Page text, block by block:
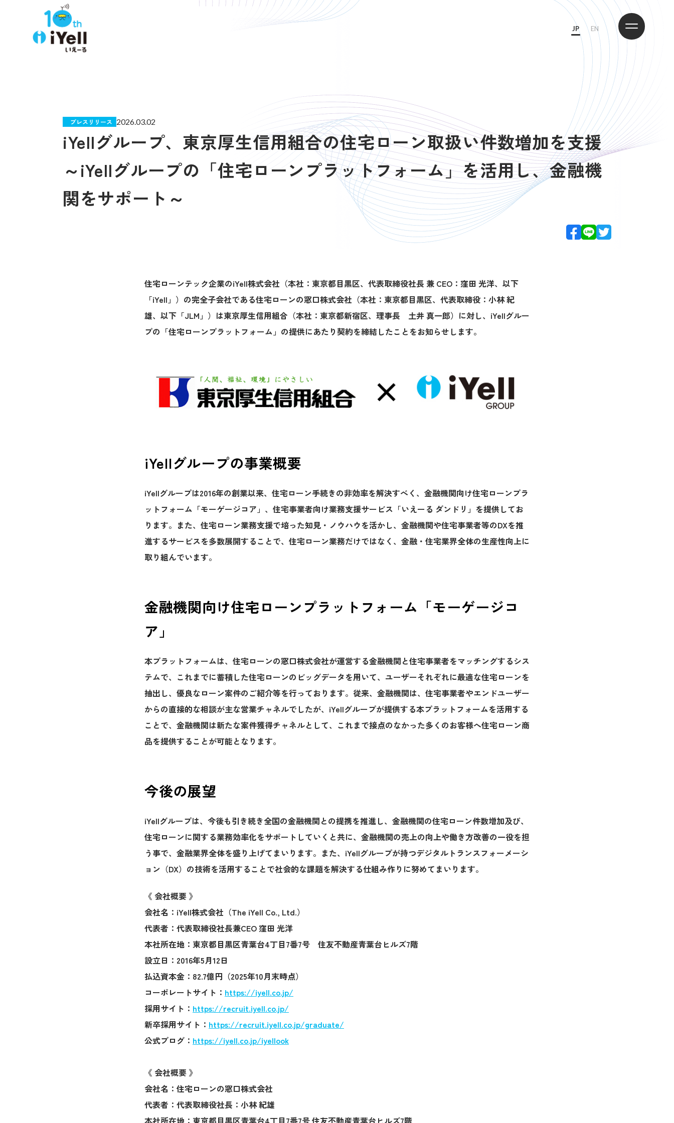
JP EN
プレスリリース 2026.03.02
iYellグループ、東京厚生信用組合の住宅ローン取扱い件数増加を支援
～iYellグループの「住宅ローンプラットフォーム」を活用し、金融機
関をサポート～
住宅ローンテック企業のiYell株式会社（本社：東京都目黒区、代表取締役社長 兼 CEO：窪田 光洋、以下
「iYell」）の完全子会社である住宅ローンの窓口株式会社（本社：東京都目黒区、代表取締役：小林 紀
雄、以下「JLM」）は東京厚生信用組合（本社：東京都新宿区、理事長 土井 真一郎）に対し、iYellグルー
プの「住宅ローンプラットフォーム」の提供にあたり契約を締結したことをお知らせします。
iYellグループの事業概要
iYellグループは2016年の創業以来、住宅ローン手続きの非効率を解決すべく、金融機関向け住宅ローンプラ
ットフォーム「モーゲージコア」、住宅事業者向け業務支援サービス「いえーる ダンドリ」を提供してお
ります。また、住宅ローン業務支援で培った知見・ノウハウを活かし、金融機関や住宅事業者等のDXを推
進するサービスを多数展開することで、住宅ローン業務だけではなく、金融・住宅業界全体の生産性向上に
取り組んでいます。
金融機関向け住宅ローンプラットフォーム「モーゲージコ
ア」
本プラットフォームは、住宅ローンの窓口株式会社が運営する金融機関と住宅事業者をマッチングするシス
テムで、これまでに蓄積した住宅ローンのビッグデータを用いて、ユーザーそれぞれに最適な住宅ローンを
抽出し、優良なローン案件のご紹介等を行っております。従来、金融機関は、住宅事業者やエンドユーザー
からの直接的な相談が主な営業チャネルでしたが、iYellグループが提供する本プラットフォームを活用する
ことで、金融機関は新たな案件獲得チャネルとして、これまで接点のなかった多くのお客様へ住宅ローン商
品を提供することが可能となります。
今後の展望
iYellグループは、今後も引き続き全国の金融機関との提携を推進し、金融機関の住宅ローン件数増加及び、
住宅ローンに関する業務効率化をサポートしていくと共に、金融機関の売上の向上や働き方改善の一役を担
う事で、金融業界全体を盛り上げてまいります。また、iYellグループが持つデジタルトランスフォーメーシ
ョン（DX）の技術を活用することで社会的な課題を解決する仕組み作りに努めてまいります。
《 会社概要 》
会社名：iYell株式会社（The iYell Co., Ltd.）
代表者：代表取締役社長兼CEO 窪田 光洋
本社所在地：東京都目黒区青葉台4丁目7番7号 住友不動産青葉台ヒルズ7階
設立日：2016年5月12日
払込資本金：82.7億円（2025年10月末時点）
コーポレートサイト： https://iyell.co.jp/
採用サイト： https://recruit.iyell.co.jp/
新卒採用サイト： https://recruit.iyell.co.jp/graduate/
公式ブログ： https://iyell.co.jp/iyellook
《 会社概要 》
会社名：住宅ローンの窓口株式会社
代表者：代表取締役社長：小林 紀雄
本社所在地：東京都目黒区青葉台4丁目7番7号 住友不動産青葉台ヒルズ7階